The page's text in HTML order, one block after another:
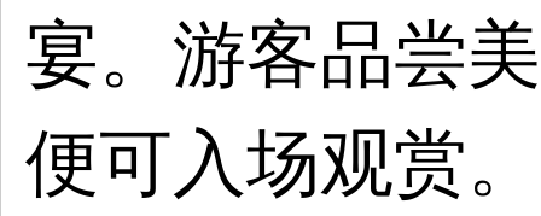
宴。游客品尝
便可入场观赏